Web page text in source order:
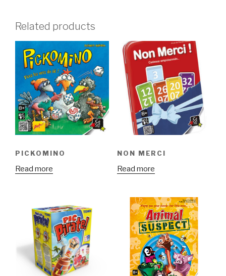
Related products
PICKOMINO
Read more
NON MERCI
Read more